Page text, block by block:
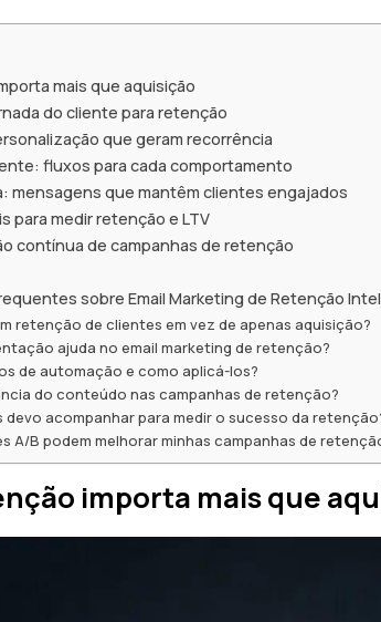
mais que aquisição
do cliente para retenção
que geram recorrência
fluxos para cada comportamento
mensagens que mantêm clientes engajados
para medir retenção e LTV
contínua de campanhas de retenção
sobre Email Marketing de Retenção
retenção de clientes em vez de apenas aquisição?
ajuda no email marketing de retenção?
de automação e como aplicá-los?
do conteúdo nas campanhas de retenção?
devo acompanhar para medir o sucesso da
A/B podem melhorar minhas campanhas de
importa mais que